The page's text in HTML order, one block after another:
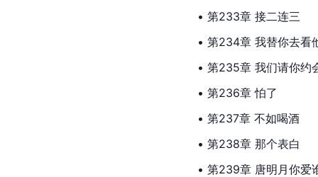
• 第233章 接二连三
• 第234章 我替你去看
• 第235章 我们请你约
• 第236章 怕了
• 第237章 不如喝酒
• 第238章 那个表白
• 第239章 唐明月你爱